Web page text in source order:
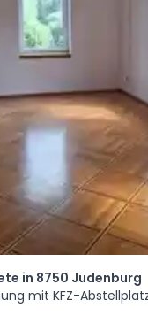
in 8750 Judenburg
mit KFZ-